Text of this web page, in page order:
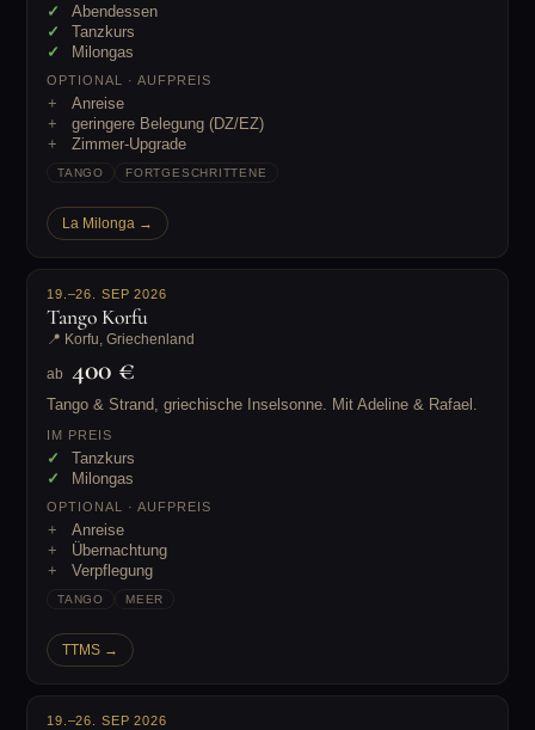
Abendessen
Tanzkurs
Milongas
OPTIONAL · AUFPREIS
Anreise
geringere Belegung (DZ/EZ)
Zimmer-Upgrade
TANGO FORTGESCHRITTENE
La Milonga →
19.–26. SEP 2026
Tango Korfu
📍 Korfu, Griechenland
ab 400 €
Tango & Strand, griechische Inselsonne. Mit Adeline & Rafael.
IM PREIS
Tanzkurs
Milongas
OPTIONAL · AUFPREIS
Anreise
Übernachtung
Verpflegung
TANGO MEER
TTMS →
19.–26. SEP 2026